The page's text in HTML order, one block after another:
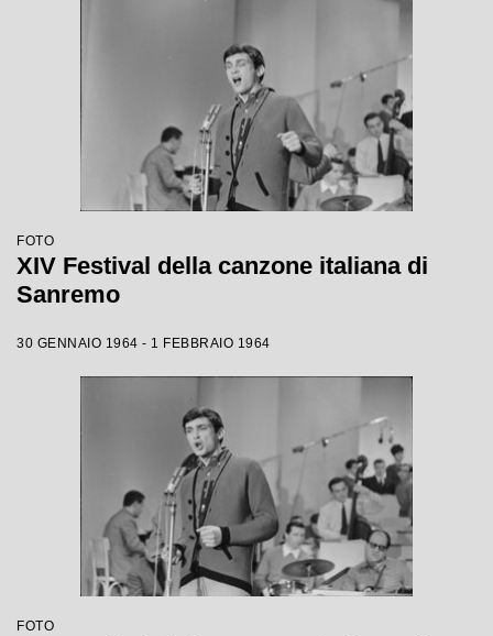
FOTO
XIV Festival della canzone italiana di
Sanremo
30 GENNAIO 1964 - 1 FEBBRAIO 1964
FOTO